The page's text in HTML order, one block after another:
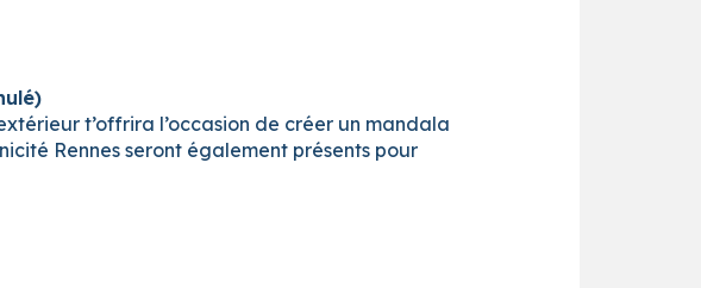
t’offrira l’occasion de créer un mandala
Rennes seront également présents pour